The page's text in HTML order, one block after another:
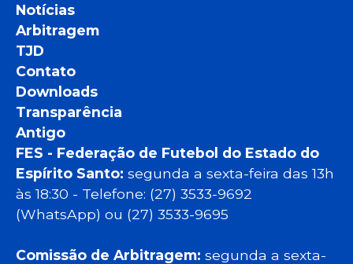
Notícias
Arbitragem
TJD
Contato
Downloads
Transparência
Antigo
FES - Federação de Futebol do Estado do
Espírito Santo: segunda a sexta-feira das 13h
às 18:30 - Telefone: (27) 3533-9692
(WhatsApp) ou (27) 3533-9695
Comissão de Arbitragem: segunda a sexta-